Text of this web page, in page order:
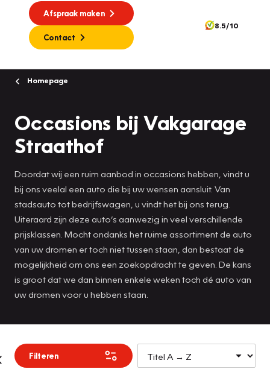
Afspraak maken
Contact
8.5/10
Homepage
Occasions bij Vakgarage
Straathof
Doordat wij een ruim aanbod in occasions hebben, vindt u
bij ons veelal een auto die bij uw wensen aansluit. Van
stadsauto tot bedrijfswagen, u vindt het bij ons terug.
Uiteraard zijn deze auto’s aanwezig in veel verschillende
prijsklassen. Mocht ondanks het ruime assortiment de auto
van uw dromen er toch niet tussen staan, dan bestaat de
mogelijkheid om ons een zoekopdracht te geven. De kans
is groot dat we dan binnen enkele weken toch dé auto van
uw dromen voor u hebben staan.
Filteren